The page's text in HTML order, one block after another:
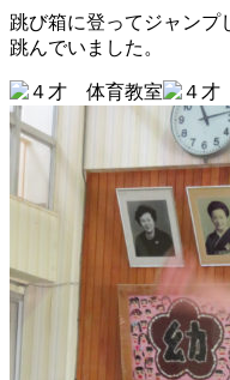
跳び箱に登ってジャンプ
跳んでいました。